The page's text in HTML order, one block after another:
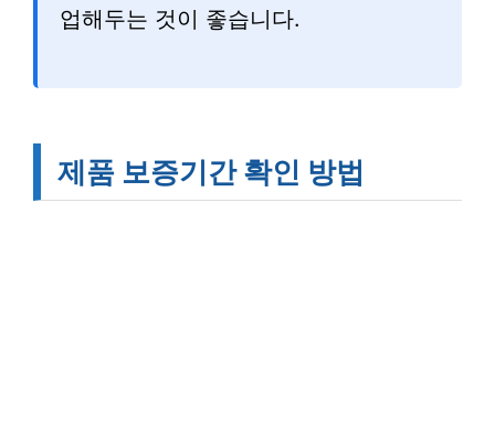
업해두는 것이 좋습니다.
제품 보증기간 확인 방법